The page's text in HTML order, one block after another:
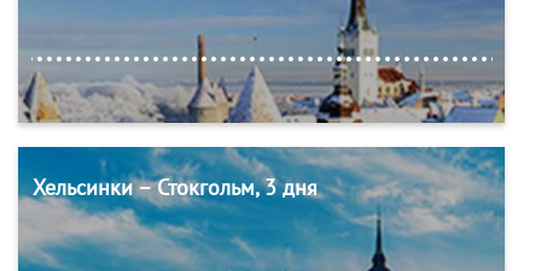
Хельсинки – Стокгольм, 3 дня